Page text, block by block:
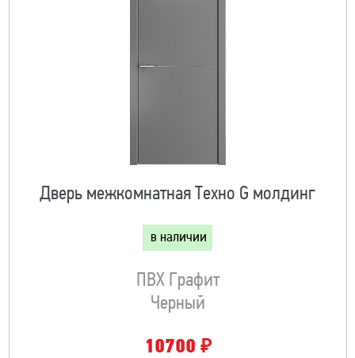
Дверь межкомнатная Техно G молдинг
в наличии
ПВХ Графит
Черный
10700 ₽